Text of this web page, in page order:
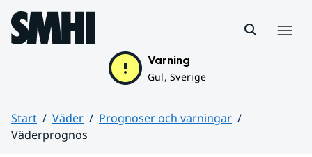
Hoppa till sidans innehåll
Varning
Gul, Sverige
Start Väder
Prognoser och varningar
Väderprognos